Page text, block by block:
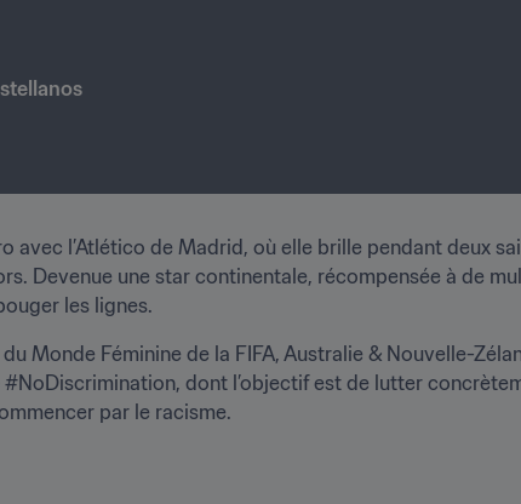
avec l’Atlético de Madrid, où elle brille pendant deux
Devenue une star continentale, récompensée à de
les lignes.
Monde Féminine de la FIFA, Australie & Nouvelle-
dont l’objectif est de lutter
par le racisme.